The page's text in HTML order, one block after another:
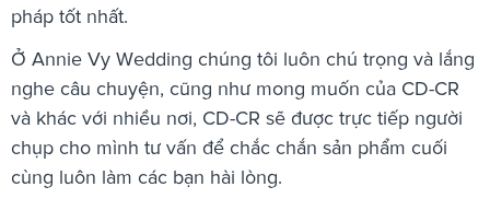
pháp tốt nhất.
Ở Annie Vy Wedding chúng tôi luôn chú trọng và lắng
nghe câu chuyện, cũng như mong muốn của CD-CR
và khác với nhiều nơi, CD-CR sẽ được trực tiếp người
chụp cho mình tư vấn để chắc chắn sản phẩm cuối
cùng luôn làm các bạn hài lòng.